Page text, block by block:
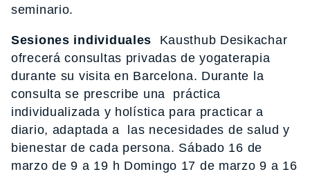
seminario.
Sesiones individuales Kausthub Desikachar
ofrecerá consultas privadas de yogaterapia
durante su visita en Barcelona. Durante la
consulta se prescribe una práctica
individualizada y holística para practicar a
diario, adaptada a las necesidades de salud y
bienestar de cada persona. Sábado 16 de
marzo de 9 a 19 h Domingo 17 de marzo 9 a 16